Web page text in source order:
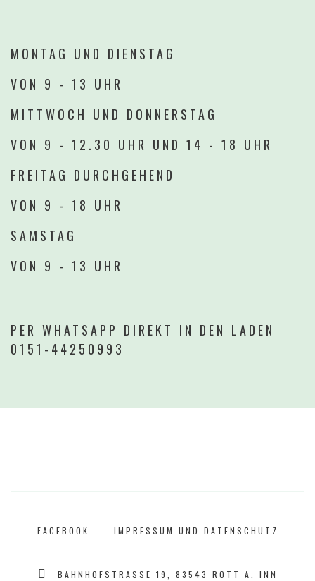
MONTAG UND DIENSTAG
VON 9 - 13 UHR
MITTWOCH UND DONNERSTAG
VON 9 - 12.30 UHR UND 14 - 18 UHR
FREITAG DURCHGEHEND
VON 9 - 18 UHR
SAMSTAG
VON 9 - 13 UHR
PER WHATSAPP DIREKT IN DEN LADEN
0151-44250993
FACEBOOK IMPRESSUM UND DATENSCHUTZ
BAHNHOFSTRASSE 19, 83543 ROTT A. INN